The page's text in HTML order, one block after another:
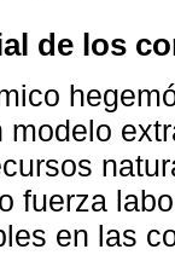
de los
modelo
fuerza
en las